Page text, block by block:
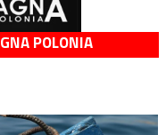
POLONIA